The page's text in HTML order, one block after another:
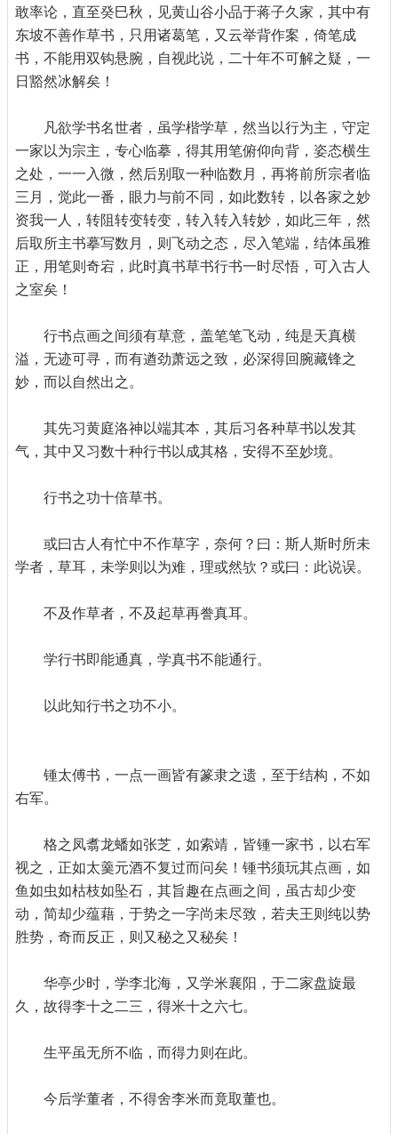
敢率论，直至癸巳秋，见黄山谷小品于蒋子久家，其中有
东坡不善作草书，只用诸葛笔，又云举背作案，倚笔成
书，不能用双钩悬腕，自视此说，二十年不可解之疑，一
日豁然冰解矣！
凡欲学书名世者，虽学楷学草，然当以行为主，守定
一家以为宗主，专心临摹，得其用笔俯仰向背，姿态横生
之处，一一入微，然后别取一种临数月，再将前所宗者临
三月，觉此一番，眼力与前不同，如此数转，以各家之妙
资我一人，转阻转变转变，转入转入转妙，如此三年，然
后取所主书摹写数月，则飞动之态，尽入笔端，结体虽雅
正，用笔则奇宕，此时真书草书行书一时尽悟，可入古人
之室矣！
行书点画之间须有草意，盖笔笔飞动，纯是天真横
溢，无迹可寻，而有遒劲萧远之致，必深得回腕藏锋之
妙，而以自然出之。
其先习黄庭洛神以端其本，其后习各种草书以发其
气，其中又习数十种行书以成其格，安得不至妙境。
行书之功十倍草书。
或曰古人有忙中不作草字，奈何？曰：斯人斯时所未
学者，草耳，未学则以为难，理或然欤？或曰：此说误。
不及作草者，不及起草再誊真耳。
学行书即能通真，学真书不能通行。
以此知行书之功不小。
锺太傅书，一点一画皆有篆隶之遗，至于结构，不如
右军。
格之凤翥龙蟠如张芝，如索靖，皆锺一家书，以右军
视之，正如太羹元酒不复过而问矣！锺书须玩其点画，如
鱼如虫如枯枝如坠石，其旨趣在点画之间，虽古却少变
动，简却少蕴藉，于势之一字尚未尽致，若夫王则纯以势
胜势，奇而反正，则又秘之又秘矣！
华亭少时，学李北海，又学米襄阳，于二家盘旋最
久，故得李十之二三，得米十之六七。
生平虽无所不临，而得力则在此。
今后学董者，不得舍李米而竟取董也。